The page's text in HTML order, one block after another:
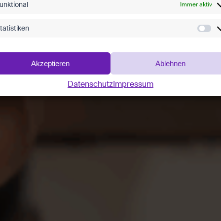
Immer aktiv
Akzeptieren Ablehnen
DatenschutzImpressum